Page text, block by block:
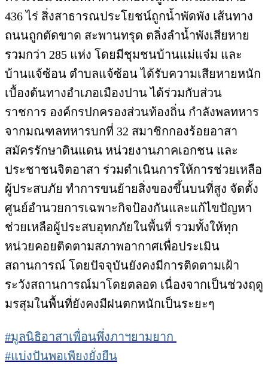
436 ไร่ สิ่งสาธารณประโยชน์ถูกน้ำพัดพัง เส้นทาง
ถนนถูกตัดขาด สะพานทรุด ตลิ่งลำน้ำพังเสียหาย
รวมกว่า 285 แห่ง โดยมีชุมชนบ้านแม่แจ๋ม และ
บ้านแจ้ซ้อน ตำบลแจ้ซ้อน ได้รับความเสียหายหนัก
เบื้องต้นทางอำเภอเมืองปาน ได้ร่วมกับส่วน
ราชการ องค์กรปกครองส่วนท้องถิ่น กำลังพลทหาร
จากมณฑลทหารบกที่ 32 สมาชิกกองร้อยอาสา
สมัครรักษาดินแดน หน่วยงานภาคเอกชน และ
ประชาชนจิตอาสา ร่วมดำเนินการให้การช่วยเหลือ
ผู้ประสบภัย ทำการขนย้ายสิ่งของขึ้นบนที่สูง จัดตั้ง
ศูนย์อำนวยการเฉพาะกิจป้องกันและแก้ไขปัญหา
ช่วยเหลือผู้ประสบอุทกภัยในพื้นที่ รวมทั้งให้ทุก
หน่วยคอยติดตามสภาพอากาศเพื่อประเมิน
สถานการณ์ โดยปัจจุบันยังคงมีการติดตามเฝ้า
ระวังสถานการณ์มาโดยตลอด เนื่องจากเป็นช่วงฤดู
มรสุมในพื้นที่ยังคงมีฝนตกหนักเป็นระยะๆ
#มูลนิธิอาสาเพื่อนพึ่งภาฯยามยาก
#แบ่งปันพอเพียงยั่งยืน